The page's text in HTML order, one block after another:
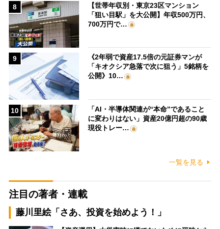
8
【世帯年収別・東京23区マンション
「狙い目駅」を大公開】年収500万円、
700万円で…
9
《2年弱で資産17.5倍の元証券マンが
「キオクシア急落で次に狙う」5銘柄を
公開》10…
10
「AI・半導体関連が“本命”であること
に変わりはない」資産20億円超の90歳
現役トレー…
一覧を見る
注目の著者・連載
藤川里絵「さあ、投資を始めよう！」